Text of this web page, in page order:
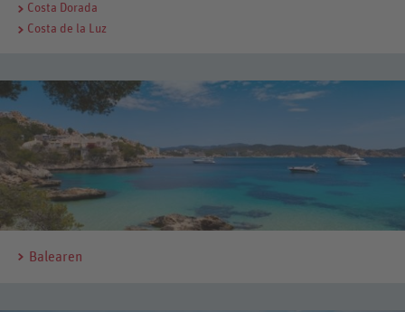
Costa Dorada
Costa de la Luz
Balearen